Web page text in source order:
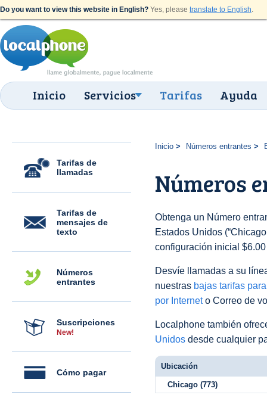
Do you want to view this website in English? Yes, please translate to English.
Inicio Servicios Tarifas Ayuda
Tarifas de
llamadas
Tarifas de
mensajes de
texto
Números
entrantes
Suscripciones
New!
Cómo pagar
Inicio Números entrantes
Números
Obtenga un Número
Estados Unidos
configuración inicial
Desvíe llamadas a su
nuestras bajas tarifas
por Interneto Correo de
Localphone también
Unidos desde cualquier
Ubicación
Chicago (773)